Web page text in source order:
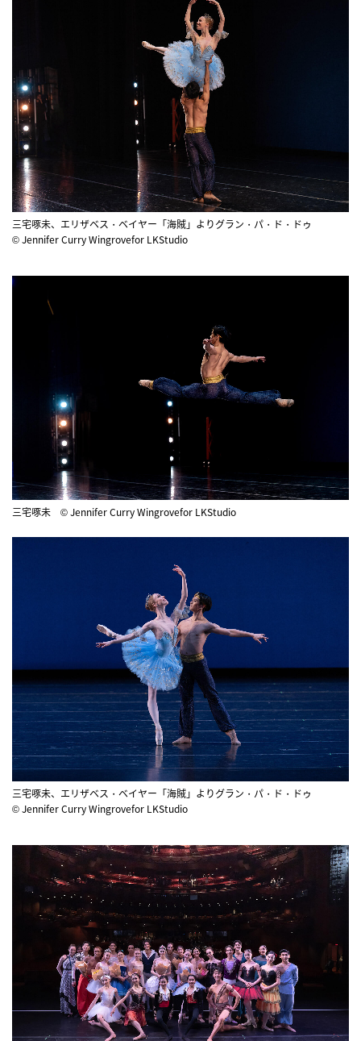
三宅啄未、エリザベス・ベイヤー「海賊」よりグラン・パ・ド・ドゥ
© Jennifer Curry Wingrovefor LKStudio
三宅啄未 © Jennifer Curry Wingrovefor LKStudio
三宅啄未、エリザベス・ベイヤー「海賊」よりグラン・パ・ド・ドゥ
© Jennifer Curry Wingrovefor LKStudio